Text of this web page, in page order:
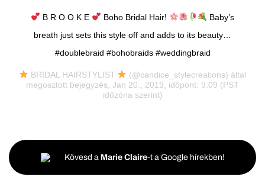
B R O O K E Boho Bridal Hair!
Baby’s
breath just sets this style off and adds to its beauty…
#doublebraid #bohobraids #weddingbraid
BRIDAL HAIRSTYLIST
(@candice_stylecreations) által
megosztott bejegyzés, Jan 20., 2019, időpont: 9:09 (PST
időzóna szerint)
Kövesd a Marie Claire-t a Google hírekben!